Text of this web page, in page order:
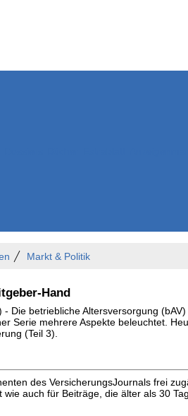
Markt & Politik
Hand
- Die betriebliche Altersversorgung
Serie mehrere Aspekte beleuchtet.
(Teil 3).
des VersicherungsJournals frei
auch für Beiträge, die älter als 30